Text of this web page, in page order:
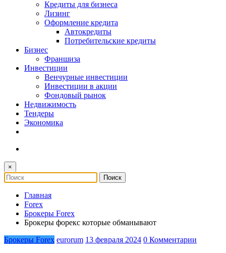
Кредиты для бизнеса
Лизинг
Оформление кредита
Автокредиты
Потребительские кредиты
Бизнес
Франшиза
Инвестиции
Венчурные инвестиции
Инвестиции в акции
Фондовый рынок
Недвижимость
Тендеры
Экономика
×
Главная
Forex
Брокеры Forex
Брокеры форекс которые обманывают
Брокеры Forex eurorum 13 февраля 2024 0 Комментарии